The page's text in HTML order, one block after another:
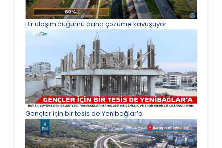
Bir ulaşım düğümü daha çözüme kavuşuyor
Gençler için bir tesis de Yenibağlar’a